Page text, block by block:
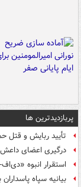
پربازدیدترین ها
تأیید ربایش و قتل
درگیری اعضای
استقرار انبوه «دی‌اف‑۱۷» و پایان عصر پدافند آمریکا +عکس
بیانیه سپاه